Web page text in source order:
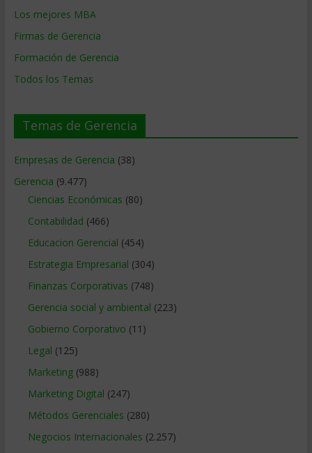
Los mejores MBA
Firmas de Gerencia
Formación de Gerencia
Todos los Temas
Temas de Gerencia
Empresas de Gerencia (38)
Gerencia (9.477)
Ciencias Económicas (80)
Contabilidad (466)
Educacion Gerencial (454)
Estrategia Empresarial (304)
Finanzas Corporativas (748)
Gerencia social y ambiental (223)
Gobierno Corporativo (11)
Legal (125)
Marketing(988)
Marketing Digital (247)
Métodos Gerenciales (280)
Negocios Internacionales (2.257)